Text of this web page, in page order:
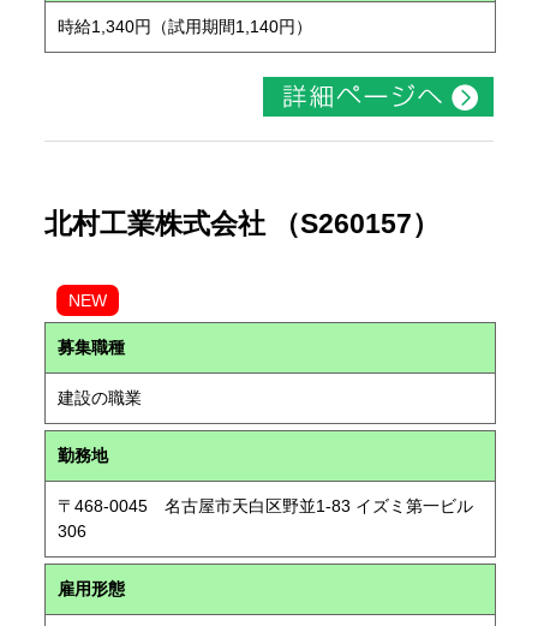
時給1,340円（試用期間1,140円）
北村工業株式会社 （S260157）
NEW
募集職種
建設の職業
勤務地
〒468-0045 名古屋市天白区野並1-83 イズミ第一ビル
306
雇用形態